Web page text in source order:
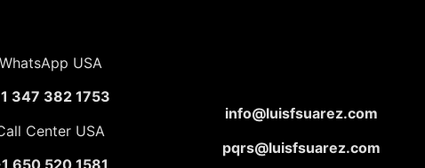
WhatsApp USA
347 382 1753
Center USA
650 520 1581
info@luisfsuarez.com
pqrs@luisfsuarez.com